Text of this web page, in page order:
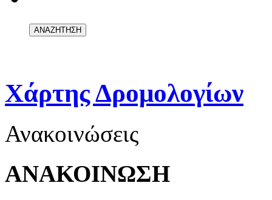
Χάρτης Δρομολογίων
Ανακοινώσεις
ΑΝΑΚΟΙΝΩΣΗ